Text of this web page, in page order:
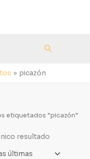
Buscar
picazón
etiquetados “picazón”
resultado